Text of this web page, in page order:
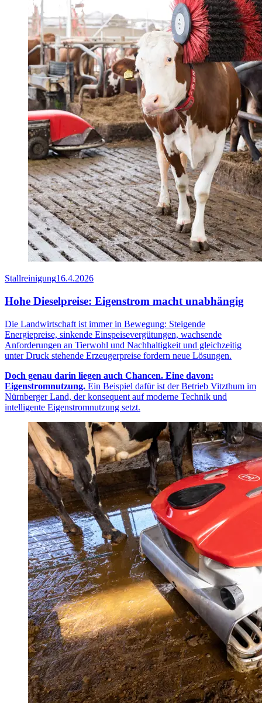
Stallreinigung16.4.2026
Hohe Dieselpreise: Eigenstrom macht unabhängig
Die Landwirtschaft ist immer in Bewegung: Steigende
Energiepreise, sinkende Einspeisevergütungen, wachsende
Anforderungen an Tierwohl und Nachhaltigkeit und gleichzeitig
unter Druck stehende Erzeugerpreise fordern neue Lösungen.
Doch genau darin liegen auch Chancen. Eine davon:
Eigenstromnutzung. Ein Beispiel dafür ist der Betrieb Vitzthum im
Nürnberger Land, der konsequent auf moderne Technik und
intelligente Eigenstromnutzung setzt.